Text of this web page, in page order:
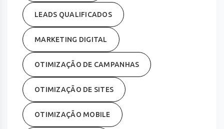
LEADS QUALIFICADOS
MARKETING DIGITAL
OTIMIZAÇÃO DE CAMPANHAS
OTIMIZAÇÃO DE SITES
OTIMIZAÇÃO MOBILE